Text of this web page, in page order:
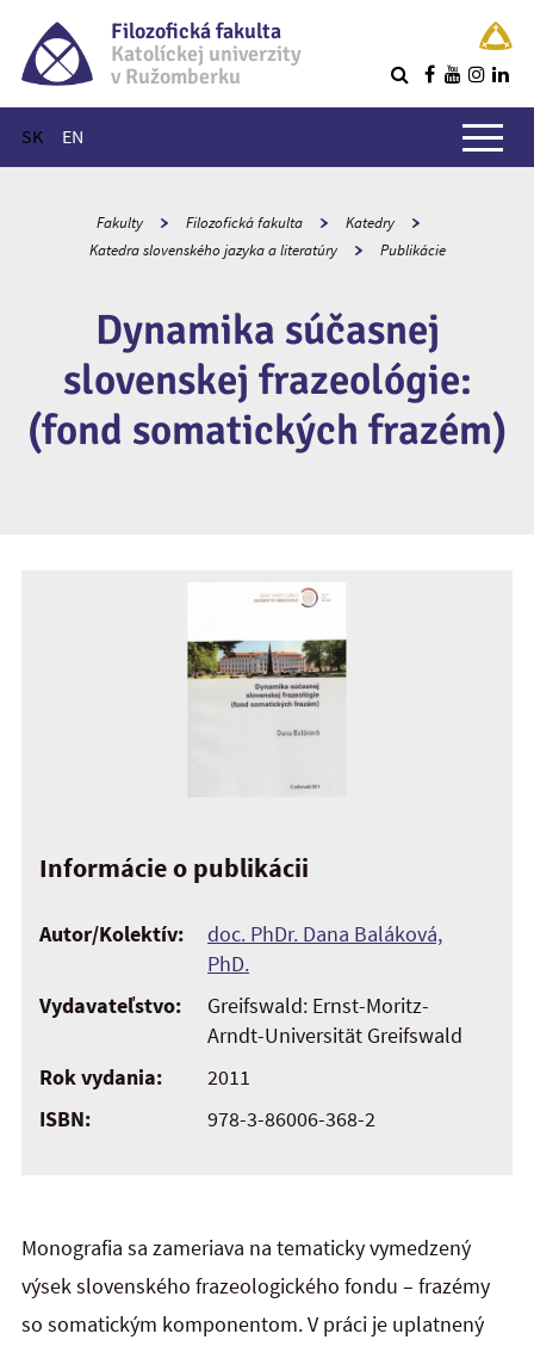
Filozofická fakulta
Katolíckej univerzity
v Ružomberku
SK EN
Hlavné menu
Fakulty Filozofická fakulta
Katedry
Katedra slovenského jazyka a literatúry
Publikácie
Dynamika súčasnej
slovenskej frazeológie:
(fond somatických frazém)
Informácie o publikácii
Autor/Kolektív:
doc. PhDr. Dana Baláková,
PhD.
Vydavateľstvo:
Greifswald: Ernst-Moritz-
Arndt-Universität Greifswald
Rok vydania:
2011
ISBN:
978-3-86006-368-2
Monografia sa zameriava na tematicky vymedzený
výsek slovenského frazeologického fondu – frazémy
so somatickým komponentom. V práci je uplatnený